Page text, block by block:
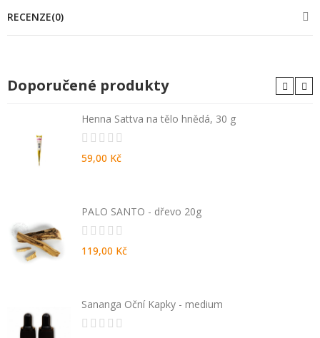
RECENZE(0)
Doporučené produkty
Henna Sattva na tělo hnědá, 30 g
59,00 Kč
PALO SANTO - dřevo 20g
119,00 Kč
Sananga Oční Kapky - medium